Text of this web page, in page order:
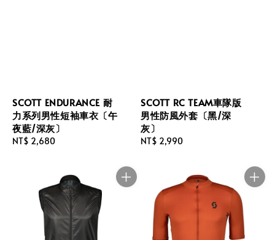
SCOTT ENDURANCE 耐
力系列男性短袖車衣〔午
夜藍/深灰〕
Regular
NT$ 2,680
SCOTT RC TEAM車隊版
男性防風外套〔黑/深
灰〕
Regular
NT$ 2,990